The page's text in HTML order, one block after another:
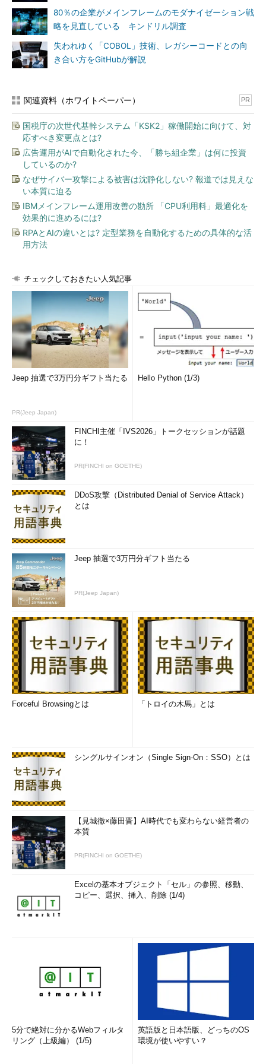
80％の企業がメインフレームのモダナイゼーション戦
略を見直している キンドリル調査
失われゆく「COBOL」技術、レガシーコードとの向
き合い方をGitHubが解説
関連資料（ホワイトペーパー） PR
国税庁の次世代基幹システム「KSK2」稼働開始に向けて、対
応すべき変更点とは?
広告運用がAIで自動化された今、「勝ち組企業」は何に投資
しているのか?
なぜサイバー攻撃による被害は沈静化しない? 報道では見えな
い本質に迫る
IBMメインフレーム運用改善の勘所 「CPU利用料」最適化を
効果的に進めるには?
RPAとAIの違いとは? 定型業務を自動化するための具体的な活
用方法
チェックしておきたい人気記事
Jeep 抽選で3万円分ギフト当たる
PR(Jeep Japan)
Hello Python (1/3)
FINCHI主催「IVS2026」トークセッションが話題
に！
PR(FINCHI on GOETHE)
DDoS攻撃（Distributed Denial of Service Attack）
とは
Jeep 抽選で3万円分ギフト当たる
PR(Jeep Japan)
Forceful Browsingとは 「トロイの木馬」とは
シングルサインオン（Single Sign-On：SSO）とは
【見城徹×藤田晋】AI時代でも変わらない経営者の
本質
PR(FINCHI on GOETHE)
Excelの基本オブジェクト「セル」の参照、移動、
コピー、選択、挿入、削除 (1/4)
5分で絶対に分かるWebフィルタ
リング（上級編） (1/5)
英語版と日本語版、どっちのOS
環境が使いやすい？